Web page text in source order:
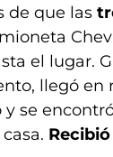
de que las
el lugar.
llegó en
se